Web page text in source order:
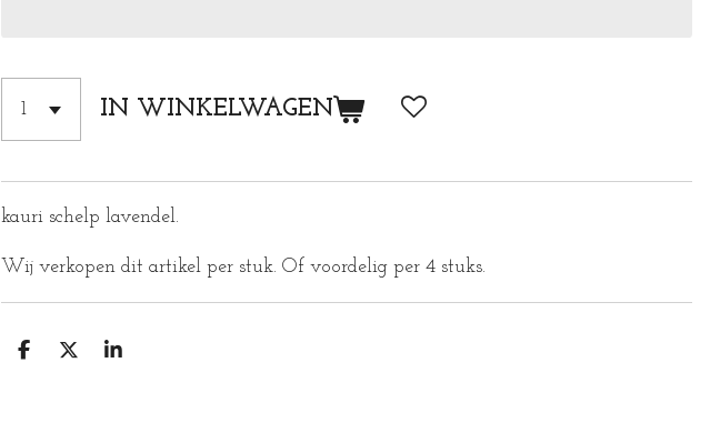
IN WINKELWAGEN
kauri schelp lavendel.
Wij verkopen dit artikel per stuk. Of voordelig per 4 stuks.
D
D
S